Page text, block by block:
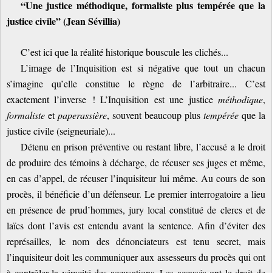
“Une justice méthodique, formaliste plus tempérée que la
justice civile” (Jean Sévillia)
C’est ici que la réalité historique bouscule les clichés...
L’image de l’Inquisition est si négative que tout un chacun
s’imagine qu’elle constitue le règne de l’arbitraire... C’est
exactement l’inverse ! L’Inquisition est une justice méthodique,
formaliste etpaperassière, souvent beaucoup plus tempérée que la
justice civile (seigneuriale)...
Détenu en prison préventive ou restant libre, l’accusé a le droit
de produire des témoins à décharge, de récuser ses juges et même,
en cas d’appel, de récuser l’inquisiteur lui même. Au cours de son
procès, il bénéficie d’un défenseur. Le premier interrogatoire a lieu
en présence de prud’hommes, jury local constitué de clercs et de
laïcs dont l’avis est entendu avant la sentence. Afin d’éviter des
représailles, le nom des dénonciateurs est tenu secret, mais
l’inquisiteur doit les communiquer aux assesseurs du procès qui ont